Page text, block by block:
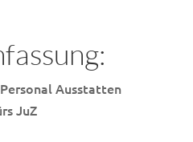
Ausstatten
JuZ